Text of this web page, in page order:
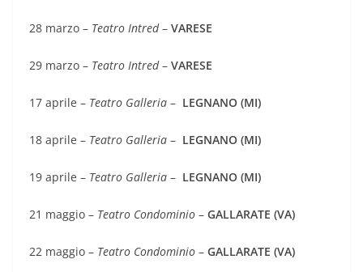
28 marzo – Teatro Intred– VARESE
29 marzo – Teatro Intred– VARESE
17 aprile – Teatro Galleria – LEGNANO (MI)
18 aprile – Teatro Galleria – LEGNANO (MI)
19 aprile – Teatro Galleria – LEGNANO (MI)
21 maggio – Teatro Condominio – GALLARATE (VA)
22 maggio – Teatro Condominio – GALLARATE (VA)